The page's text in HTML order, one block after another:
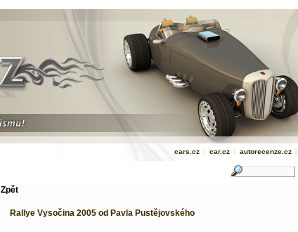
cars.cz | car.cz | autorecenze.cz |
Zpět
Rallye Vysočina 2005 od Pavla Pustějovského